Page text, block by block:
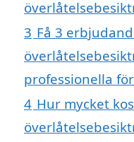
3 Få 3
professionella
4 Hur mycket